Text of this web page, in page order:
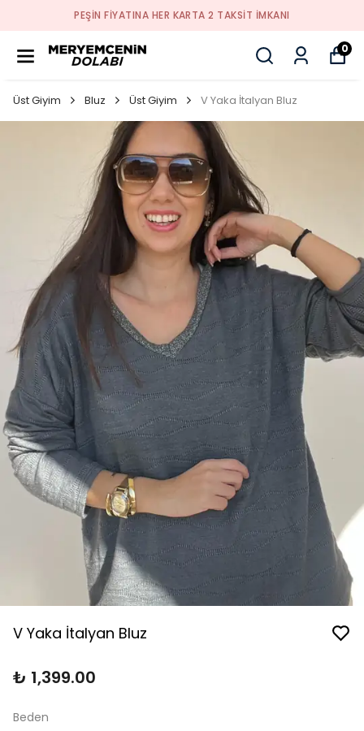
PEŞİN FİYATINA HER KARTA 2 TAKSİT İMKANI
0
Üst Giyim Bluz Üst Giyim V Yaka İtalyan Bluz
V Yaka İtalyan Bluz
₺ 1,399.00
Beden